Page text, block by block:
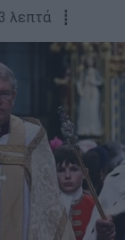
λεπτά ┋